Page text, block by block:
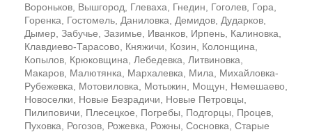
Вороньков, Вышгород, Глеваха, Гнедин, Гоголев, Гора,
Горенка, Гостомель, Даниловка, Демидов, Дударков,
Дымер, Забучье, Зазимье, Иванков, Ирпень, Калиновка,
Клавдиево-Тарасово, Княжичи, Козин, Колонщина,
Копылов, Крюковщина, Лебедевка, Литвиновка,
Макаров, Малютянка, Мархалевка, Мила, Михайловка-
Рубежевка, Мотовиловка, Мотыжин, Мощун, Немешаево,
Новоселки, Новые Безрадичи, Новые Петровцы,
Пилиповичи, Плесецкое, Погребы, Подгорцы, Процев,
Пуховка, Рогозов, Рожевка, Рожны, Сосновка, Старые